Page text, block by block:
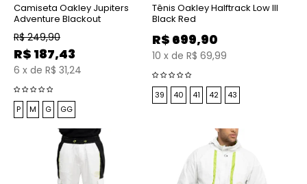
Camiseta Oakley Jupiters
Adventure Blackout
R$ 249,90
R$ 187,43
6 x de R$ 31,24
P M G GG
Tênis Oakley Halftrack Low III
Black Red
R$ 699,90
10 x de R$ 69,99
39 40 41 42 43